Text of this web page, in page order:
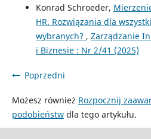
Konrad Schroeder,
HR. Rozwiązania dla
wybranych? , Zarządzanie
i Biznesie : Nr 2/41 (2025)
Poprzedni
Możesz również Rozpocznij
podobieństwdla tego artykułu.